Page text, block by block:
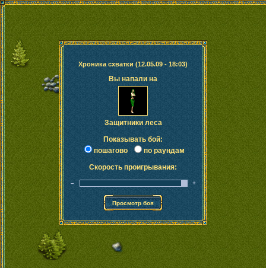
Хроника схватки (12.05.09 - 18:03)
Вы напали на
Защитники леса
Показывать бой:
пошагово
по раундам
Скорость проигрывания:
– +